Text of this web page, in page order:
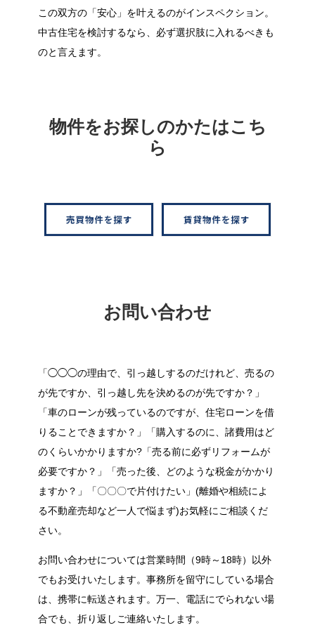
この双方の「安心」を叶えるのがインスペクション。
中古住宅を検討するなら、必ず選択肢に入れるべきも
のと言えます。
物件をお探しのかたはこち
ら
お問い合わせ
「◯◯◯の理由で、引っ越しするのだけれど、売るの
が先ですか、引っ越し先を決めるのが先ですか？」
「車のローンが残っているのですが、住宅ローンを借
りることできますか？」「購入するのに、諸費用はど
のくらいかかりますか?「売る前に必ずリフォームが
必要ですか？」「売った後、どのような税金がかかり
ますか？」「〇〇〇で片付けたい」(離婚や相続によ
る不動産売却など一人で悩まず)お気軽にご相談くだ
さい。
お問い合わせについては営業時間（9時～18時）以外
でもお受けいたします。事務所を留守にしている場合
は、携帯に転送されます。万一、電話にでられない場
合でも、折り返しご連絡いたします。